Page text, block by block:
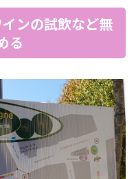
ンの試飲など無
る